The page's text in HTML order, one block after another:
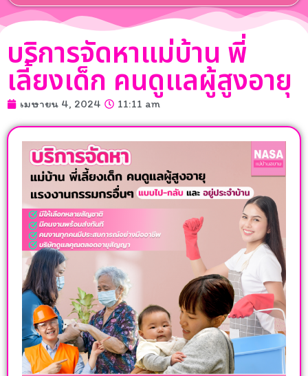
บริการจัดหาแม่บ้าน พี่
เลี้ยงเด็ก คนดูแลผู้สูงอายุ
เมษายน 4, 2024 11:11 am